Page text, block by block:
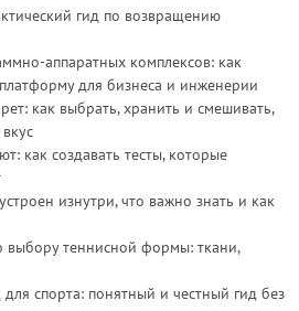
гид по возвращению
аппаратных комплексов: как
для бизнеса и инженерии
как выбрать, хранить и смешивать,
как создавать тесты, которые
изнутри, что важно знать и как
выбору теннисной формы: ткани,
спорта: понятный и честный гид без